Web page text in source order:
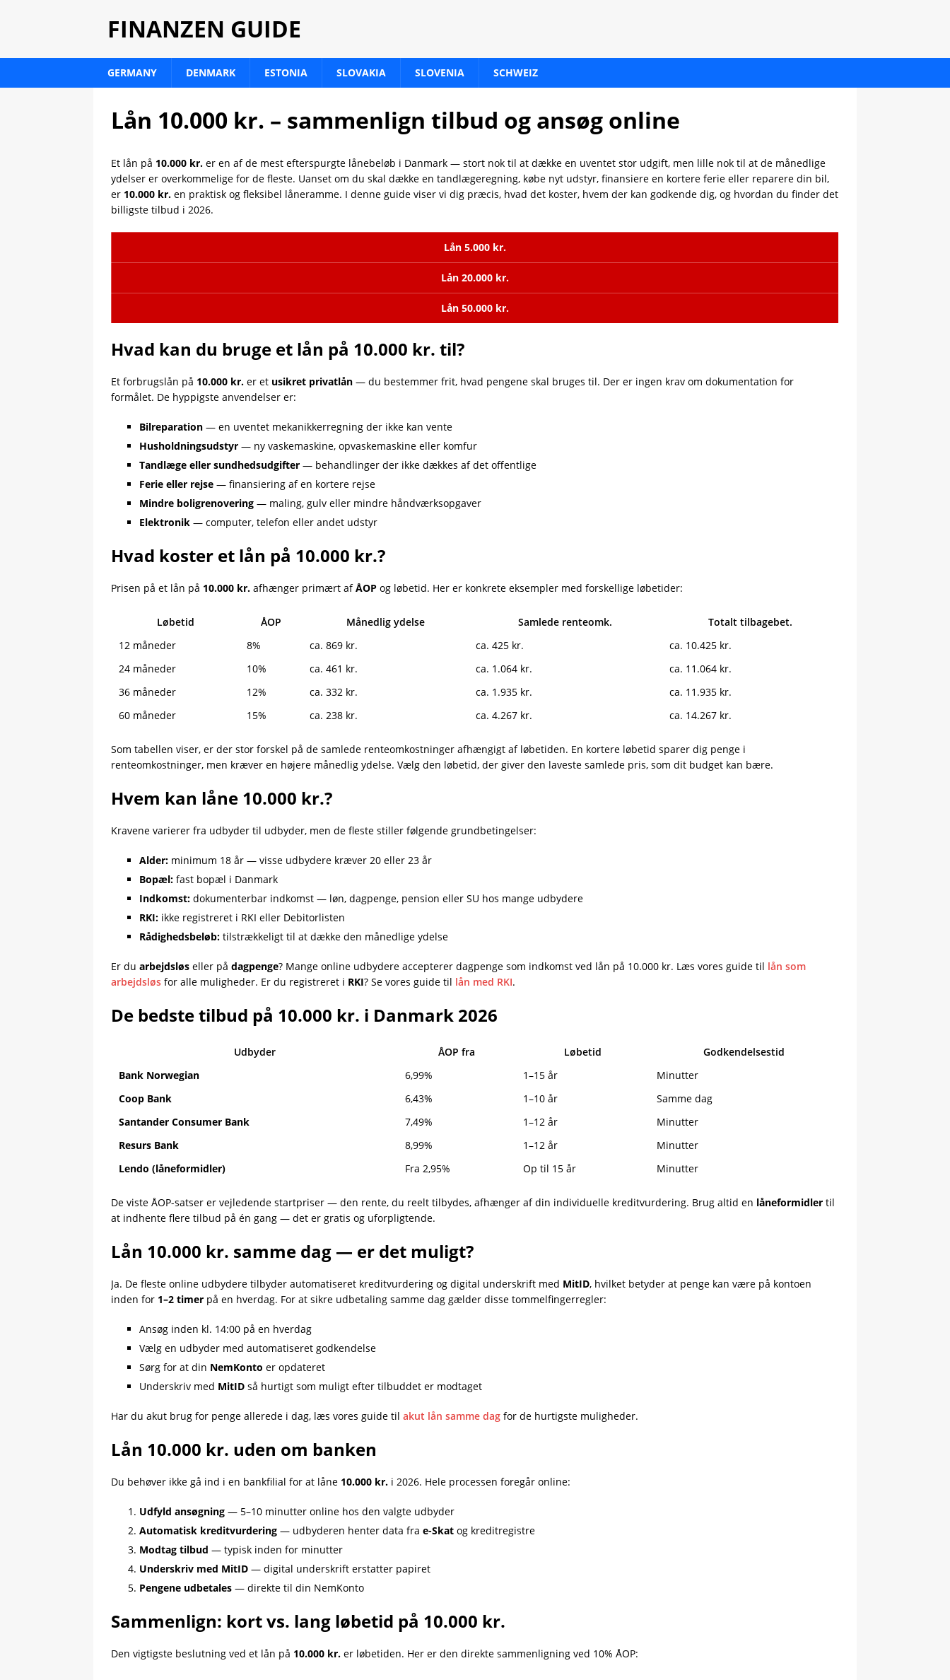
FINANZEN GUIDE
GERMANY DENMARK ESTONIA SLOVAKIA SLOVENIA SCHWEIZ
Lån 10.000 kr. – sammenlign tilbud og ansøg online
Et lån på 10.000 kr. er en af de mest efterspurgte lånebeløb i Danmark — stort nok til at dække en uventet stor udgift, men lille nok til at de månedlige
ydelser er overkommelige for de fleste. Uanset om du skal dække en tandlægeregning, købe nyt udstyr, finansiere en kortere ferie eller reparere din bil,
er 10.000 kr. en praktisk og fleksibel låneramme. I denne guide viser vi dig præcis, hvad det koster, hvem der kan godkende dig, og hvordan du finder det
billigste tilbud i 2026.
Lån 5.000 kr.
Lån 20.000 kr.
Lån 50.000 kr.
Hvad kan du bruge et lån på 10.000 kr. til?
Et forbrugslån på 10.000 kr. er et usikret privatlån — du bestemmer frit, hvad pengene skal bruges til. Der er ingen krav om dokumentation for
formålet. De hyppigste anvendelser er:
Bilreparation — en uventet mekanikkerregning der ikke kan vente
Husholdningsudstyr — ny vaskemaskine, opvaskemaskine eller komfur
Tandlæge eller sundhedsudgifter — behandlinger der ikke dækkes af det offentlige
Ferie eller rejse — finansiering af en kortere rejse
Mindre boligrenovering — maling, gulv eller mindre håndværksopgaver
Elektronik — computer, telefon eller andet udstyr
Hvad koster et lån på 10.000 kr.?
Prisen på et lån på 10.000 kr. afhænger primært afÅOP og løbetid. Her er konkrete eksempler med forskellige løbetider:
Løbetid ÅOP Månedlig ydelse Samlede renteomk.
Totalt tilbagebet.
12 måneder
8% ca. 869 kr. ca. 425 kr.
ca. 10.425 kr.
24 måneder
10% ca. 461 kr. ca. 1.064 kr.
ca. 11.064 kr.
36 måneder
12% ca. 332 kr. ca. 1.935 kr.
ca. 11.935 kr.
60 måneder
15% ca. 238 kr. ca. 4.267 kr. ca. 14.267 kr.
Som tabellen viser, er der stor forskel på de samlede renteomkostninger afhængigt af løbetiden. En kortere løbetid sparer dig penge i
renteomkostninger, men kræver en højere månedlig ydelse. Vælg den løbetid, der giver den laveste samlede pris, som dit budget kan bære.
Hvem kan låne 10.000 kr.?
Kravene varierer fra udbyder til udbyder, men de fleste stiller følgende grundbetingelser:
Alder: minimum 18 år — visse udbydere kræver 20 eller 23 år
Bopæl: fast bopæl i Danmark
Indkomst: dokumenterbar indkomst — løn, dagpenge, pension eller SU hos mange udbydere
RKI: ikke registreret i RKI eller Debitorlisten
Rådighedsbeløb: tilstrækkeligt til at dække den månedlige ydelse
Er du arbejdsløs eller på dagpenge? Mange online udbydere accepterer dagpenge som indkomst ved lån på 10.000 kr. Læs vores guide til lån som
arbejdsløs for alle muligheder. Er du registreret i RKI? Se vores guide til lån med RKI.
De bedste tilbud på 10.000 kr. i Danmark 2026
Udbyder ÅOP fra Løbetid
Godkendelsestid
Bank Norwegian
6,99% 1–15 år
Minutter
Coop Bank
6,43% 1–10 år
Samme dag
Santander Consumer Bank
7,49% 1–12 år
Minutter
Resurs Bank
8,99% 1–12 år
Minutter
Lendo (låneformidler)
Fra 2,95% Op til 15 år Minutter
De viste ÅOP-satser er vejledende startpriser — den rente, du reelt tilbydes, afhænger af din individuelle kreditvurdering. Brug altid en låneformidler til
at indhente flere tilbud på én gang — det er gratis og uforpligtende.
Lån 10.000 kr. samme dag — er det muligt?
Ja. De fleste online udbydere tilbyder automatiseret kreditvurdering og digital underskrift med MitID, hvilket betyder at penge kan være på kontoen
inden for 1–2 timer på en hverdag. For at sikre udbetaling samme dag gælder disse tommelfingerregler:
Ansøg inden kl. 14:00 på en hverdag
Vælg en udbyder med automatiseret godkendelse
Sørg for at din NemKonto er opdateret
Underskriv med MitID så hurtigt som muligt efter tilbuddet er modtaget
Har du akut brug for penge allerede i dag, læs vores guide til akut lån samme dag for de hurtigste muligheder.
Lån 10.000 kr. uden om banken
Du behøver ikke gå ind i en bankfilial for at låne 10.000 kr. i 2026. Hele processen foregår online:
Udfyld ansøgning — 5–10 minutter online hos den valgte udbyder
Automatisk kreditvurdering — udbyderen henter data fra e-Skat og kreditregistre
Modtag tilbud — typisk inden for minutter
Underskriv med MitID — digital underskrift erstatter papiret
Pengene udbetales — direkte til din NemKonto
Sammenlign: kort vs. lang løbetid på 10.000 kr.
Den vigtigste beslutning ved et lån på 10.000 kr. er løbetiden. Her er den direkte sammenligning ved 10% ÅOP: